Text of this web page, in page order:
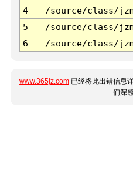
4
/source/class/
5
/source/class/
6
/source/class/
www.365jz.com 已经将此出错信息
们深